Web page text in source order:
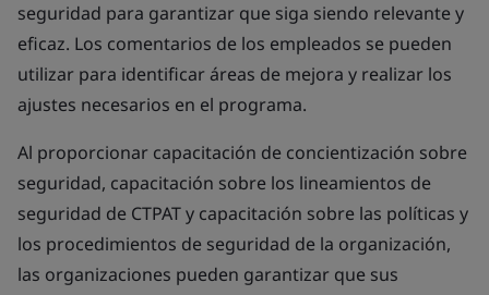
seguridad para garantizar que siga siendo relevante y
eficaz. Los comentarios de los empleados se pueden
utilizar para identificar áreas de mejora y realizar los
ajustes necesarios en el programa.
Al proporcionar capacitación de concientización sobre
seguridad, capacitación sobre los lineamientos de
seguridad de CTPAT y capacitación sobre las políticas y
los procedimientos de seguridad de la organización,
las organizaciones pueden garantizar que sus